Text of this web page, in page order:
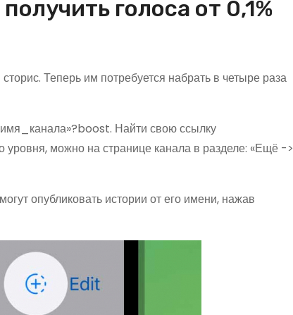
голоса от 0,1%
Теперь им потребуется набрать в четыре раза
Найти свою ссылку
уровня, можно на странице канала в разделе: «Ещё ->
опубликовать истории от его имени, нажав